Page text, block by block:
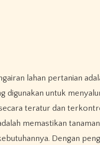
lahan pertanian
digunakan untuk
teratur dan
memastikan
Dengan